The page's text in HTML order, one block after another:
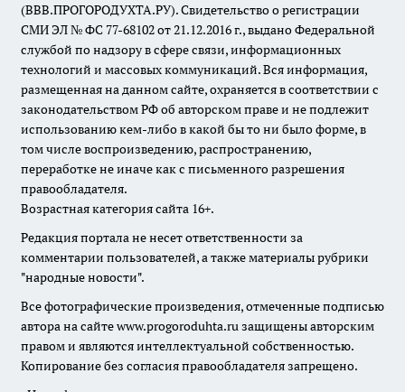
(ВВВ.ПРОГОРОДУХТА.РУ). Свидетельство о регистрации
СМИ ЭЛ № ФС 77-68102 от 21.12.2016 г., выдано Федеральной
службой по надзору в сфере связи, информационных
технологий и массовых коммуникаций. Вся информация,
размещенная на данном сайте, охраняется в соответствии с
законодательством РФ об авторском праве и не подлежит
использованию кем-либо в какой бы то ни было форме, в
том числе воспроизведению, распространению,
переработке не иначе как с письменного разрешения
правообладателя.
Возрастная категория сайта 16+.
Редакция портала не несет ответственности за
комментарии пользователей, а также материалы рубрики
"народные новости".
Все фотографические произведения, отмеченные подписью
автора на сайте www.progoroduhta.ru защищены авторским
правом и являются интеллектуальной собственностью.
Копирование без согласия правообладателя запрещено.